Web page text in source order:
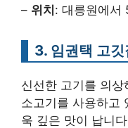
– 위치 : 대릉원에서
3. 임권택 고깃
신선한 고기를 의
소고기를 사용하고
욱 깊은 맛이 납니